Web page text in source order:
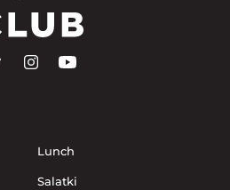
Lunch
Salatki